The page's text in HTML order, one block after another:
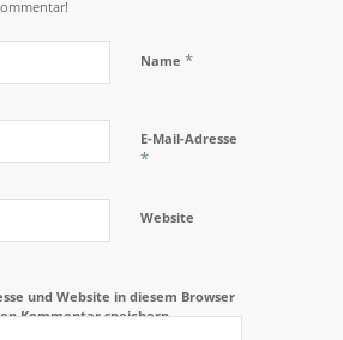
Name *
E-Mail-Adresse
*
Website
und Website in diesem Browser
Kommentar speichern.